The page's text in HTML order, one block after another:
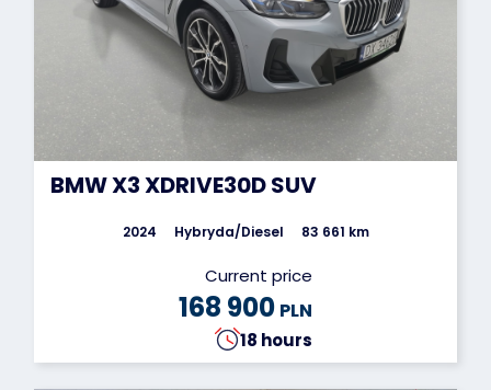
BMW X3 XDRIVE30D SUV
2024 Hybryda/Diesel 83 661 km
Current price
168 900 PLN
18 hours